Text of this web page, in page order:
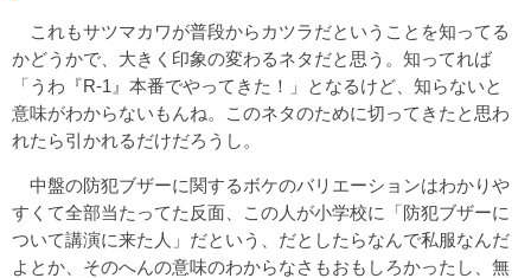
これもサツマカワが普段からカツラだということを知ってる
かどうかで、大きく印象の変わるネタだと思う。知ってれば
「うわ『R-1』本番でやってきた！」となるけど、知らないと
意味がわからないもんね。このネタのために切ってきたと思わ
れたら引かれるだけだろうし。
中盤の防犯ブザーに関するボケのバリエーションはわかりや
すくて全部当たってた反面、この人が小学校に「防犯ブザーに
ついて講演に来た人」だという、だとしたらなんで私服なんだ
よとか、そのへんの意味のわからなさもおもしろかったし、無